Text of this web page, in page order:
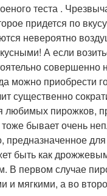
теста .
придется по
невероятно
А если
совершенно
можно приобрести
существенно
любимых пирожков,
бывает очень
предназначенное
быть как
В первом случае
и мягкими, а во